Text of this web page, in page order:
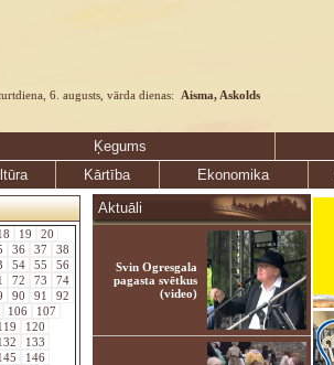
6. augusts, vārda dienas: Aisma, Askolds
Ķegums
Kārtība Ekonomika
19
20
36 37
38
54 55
56
72 73
74
90 91
92
106
107
120
133
146
Aktuāli
Svin Ogresgala
pagasta svētkus
(video)